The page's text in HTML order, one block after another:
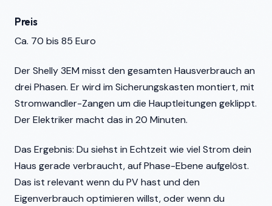
Preis
Ca. 70 bis 85 Euro
Der Shelly 3EM misst den gesamten Hausverbrauch an
drei Phasen. Er wird im Sicherungskasten montiert, mit
Stromwandler-Zangen um die Hauptleitungen geklippt.
Der Elektriker macht das in 20 Minuten.
Das Ergebnis: Du siehst in Echtzeit wie viel Strom dein
Haus gerade verbraucht, auf Phase-Ebene aufgelöst.
Das ist relevant wenn du PV hast und den
Eigenverbrauch optimieren willst, oder wenn du